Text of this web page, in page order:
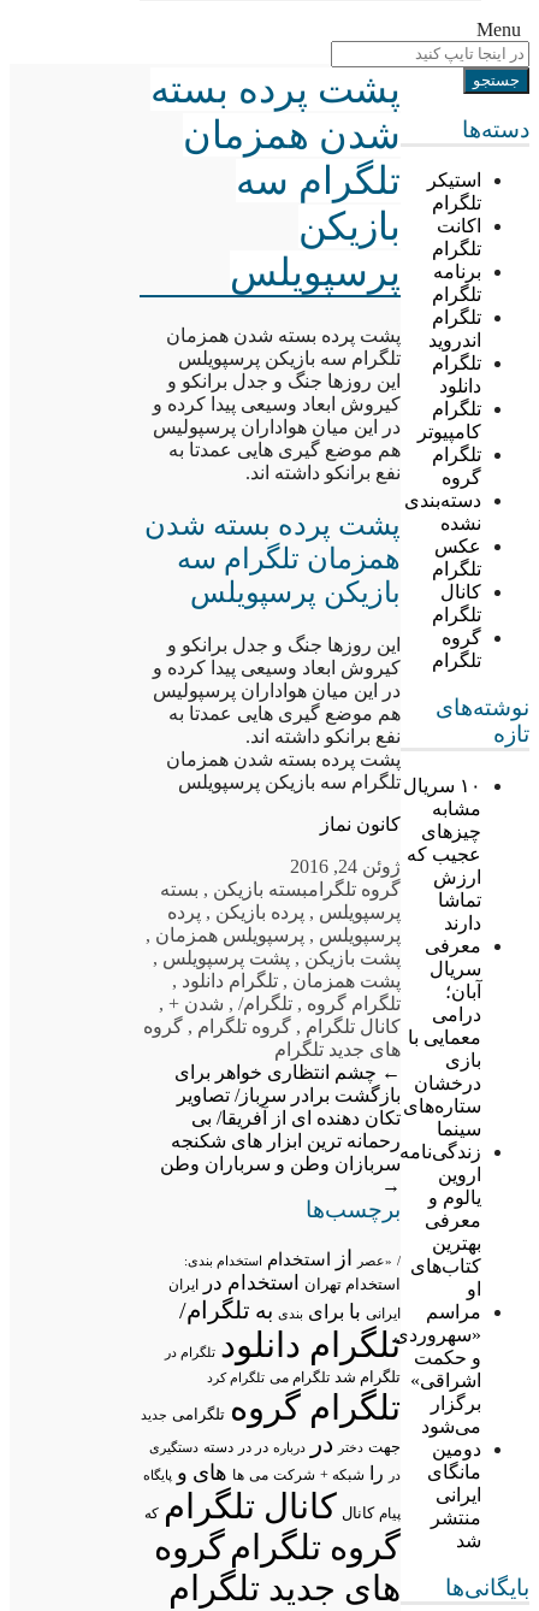
Menu
دسته‌ها
استیکر
تلگرام
اکانت
تلگرام
برنامه
تلگرام
تلگرام
اندروید
تلگرام
دانلود
تلگرام
کامپیوتر
تلگرام
گروه
دسته‌بندی
نشده
عکس
تلگرام
کانال
تلگرام
گروه
تلگرام
نوشته‌های
تازه
۱۰ سریال
مشابه
چیزهای
عجیب که
ارزش
تماشا
دارند
معرفی
سریال
آبان؛
درامی
معمایی با
بازی
درخشان
ستاره‌های
سینما
زندگی‌نامه
اروین
یالوم و
معرفی
بهترین
کتاب‌های
او
مراسم
«سهروردی
و حکمت
اشراقی»
برگزار
می‌شود
دومین
مانگای
ایرانی
منتشر
شد
بایگانی‌ها
پشت پرده بسته
شدن همزمان
تلگرام سه
بازیکن
پرسپویلس
پشت پرده بسته شدن همزمان
تلگرام سه بازیکن پرسپویلس
این روزها جنگ و جدل برانکو و
کیروش ابعاد وسیعی پیدا کرده و
در این میان هواداران پرسپولیس
هم موضع گیری هایی عمدتا به
نفع برانکو داشته اند.
پشت پرده بسته شدن
همزمان تلگرام سه
بازیکن پرسپویلس
این روزها جنگ و جدل برانکو و
کیروش ابعاد وسیعی پیدا کرده و
در این میان هواداران پرسپولیس
هم موضع گیری هایی عمدتا به
نفع برانکو داشته اند.
پشت پرده بسته شدن همزمان
تلگرام سه بازیکن پرسپویلس
کانون نماز
ژوئن 24, 2016
گروه تلگرامبسته بازیکن , بسته
پرسپویلس , پرده بازیکن , پرده
پرسپویلس , پرسپویلس همزمان ,
پشت بازیکن , پشت پرسپویلس ,
پشت همزمان , تلگرام دانلود ,
تلگرام گروه , تلگرام/, شدن +,
کانال تلگرام , گروه تلگرام , گروه
های جدید تلگرام
← چشم انتظاری خواهر برای
بازگشت برادر سرباز/ تصاویر
تکان دهنده ای از آفریقا/ بی
رحمانه ترین ابزار های شکنجه
سربازان وطن و سرباران وطن
→
برچسب‌ها
/ «عصر از استخدام استخدام بندی:
استخدام تهران استخدام در ایران
ایرانی با برای بندی به تلگرام/
تلگرام دانلود تلگرام در
تلگرام شد تلگرام می تلگرام کرد
تلگرام گروه تلگرامی جدید
جهت دختر در درباره در در دسته دستگیری
در
را شبکه + شرکت می ها های و پایگاه
پیام کانال کانال تلگرام که
گروه تلگرامگروه
های جدید تلگرام